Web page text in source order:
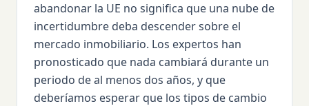
abandonar la UE no significa que una nube de
incertidumbre deba descender sobre el
mercado inmobiliario. Los expertos han
pronosticado que nada cambiará durante un
periodo de al menos dos años, y que
deberíamos esperar que los tipos de cambio